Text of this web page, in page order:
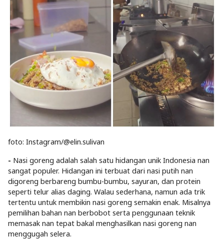
foto: Instagram/@elin.sulivan
- Nasi goreng adalah salah satu hidangan unik Indonesia nan
sangat populer. Hidangan ini terbuat dari nasi putih nan
digoreng berbareng bumbu-bumbu, sayuran, dan protein
seperti telur alias daging. Walau sederhana, namun ada trik
tertentu untuk membikin nasi goreng semakin enak. Misalnya
pemilihan bahan nan berbobot serta penggunaan teknik
memasak nan tepat bakal menghasilkan nasi goreng nan
menggugah selera.